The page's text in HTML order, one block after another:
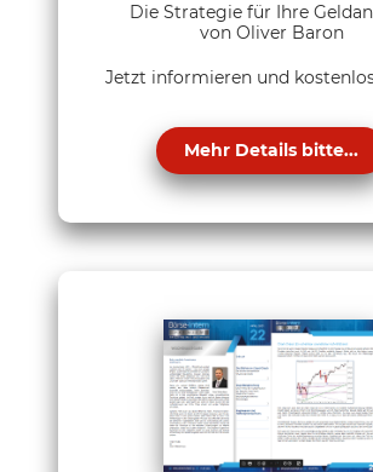
Die Strategie für Ihre
von Oliver Baron
Jetzt informieren und
Mehr Details bitte...